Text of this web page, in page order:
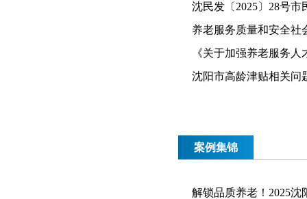
沈民发〔2025〕28号
养老服务质量和安全社
《关于加强养老服务
沈阳市高龄津贴相关问
案例集锦
解锁品质养老！2025沈